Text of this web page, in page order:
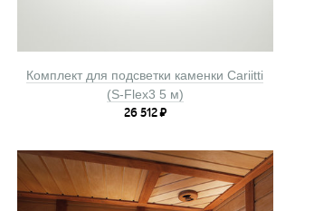
Комплект для подсветки каменки Cariitti
(S-Flex3 5 м)
26 512₽